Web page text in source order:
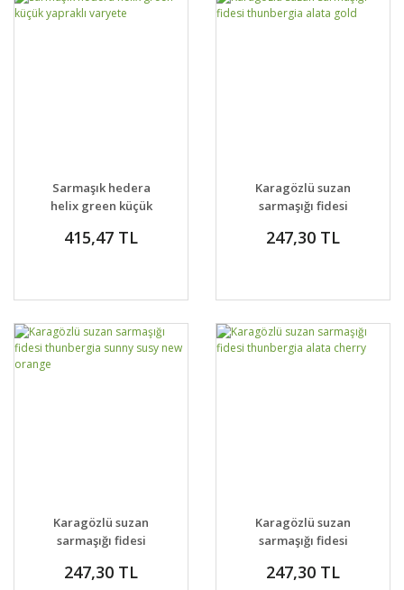
Sarmaşık hedera
helix green küçük
415,47 TL
Karagözlü suzan
sarmaşığı fidesi
247,30 TL
Karagözlü suzan
sarmaşığı fidesi
new orange
247,30 TL
Karagözlü suzan
sarmaşığı fidesi
cherry
247,30 TL